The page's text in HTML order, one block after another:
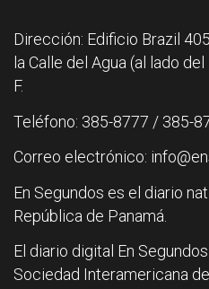
Dirección: Edificio Brazil
la Calle del Agua (al lado
F.
Teléfono: 385-8777 / 385-
Correo electrónico:
En Segundos es el diario
República de Panamá.
El diario digital En
Sociedad Interamericana